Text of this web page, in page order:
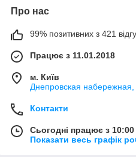
Про нас
99% позитивних з 421
Працює з 11.01.2018
м. Київ
Днепровская набережная,
Контакти
Сьогодні працює з
Показати весь графік